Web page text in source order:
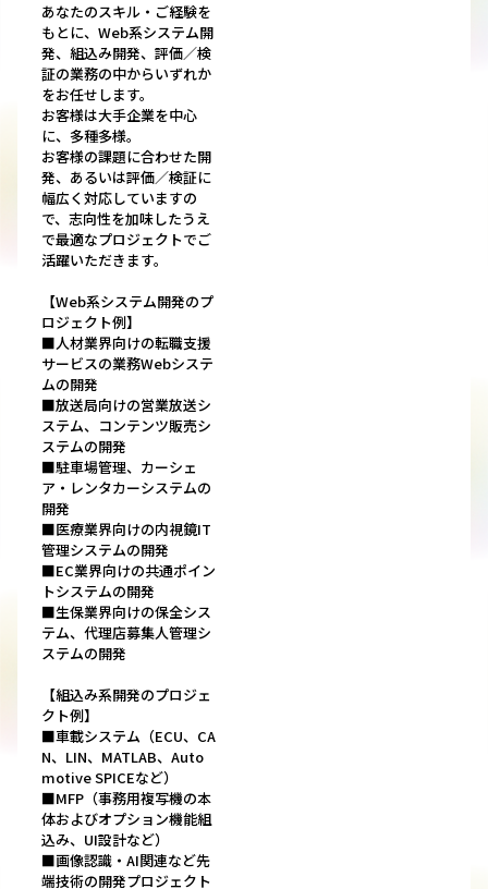
あなたのスキル・ご経験を
もとに、Web系システム開
発、組込み開発、評価／検
証の業務の中からいずれか
をお任せします。
お客様は大手企業を中心
に、多種多様。
お客様の課題に合わせた開
発、あるいは評価／検証に
幅広く対応していますの
で、志向性を加味したうえ
で最適なプロジェクトでご
活躍いただきます。
【Web系システム開発のプ
ロジェクト例】
■人材業界向けの転職支援
サービスの業務Webシステ
ムの開発
■放送局向けの営業放送シ
ステム、コンテンツ販売シ
ステムの開発
■駐車場管理、カーシェ
ア・レンタカーシステムの
開発
■医療業界向けの内視鏡IT
管理システムの開発
■EC業界向けの共通ポイン
トシステムの開発
■生保業界向けの保全シス
テム、代理店募集人管理シ
ステムの開発
【組込み系開発のプロジェ
クト例】
■車載システム（ECU、CA
N、LIN、MATLAB、Auto
motive SPICEなど）
■MFP（事務用複写機の本
体およびオプション機能組
込み、UI設計など）
■画像認識・AI関連など先
端技術の開発プロジェクト